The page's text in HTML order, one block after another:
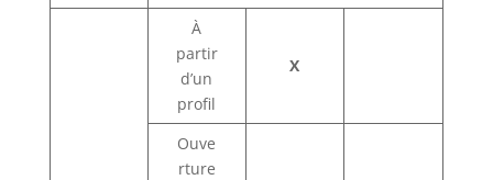
À
partir
d’un
profil
X
Ouve
rture